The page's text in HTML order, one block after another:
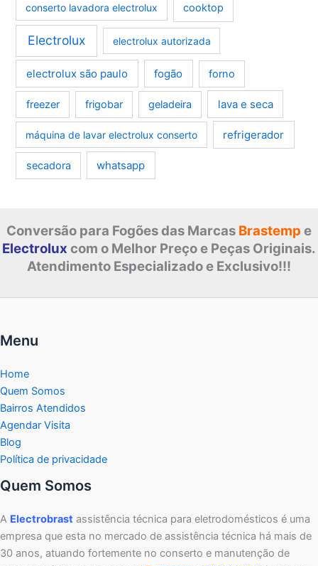
conserto lavadora electrolux cooktop
Electrolux electrolux autorizada
electrolux são paulo fogão forno
freezer frigobar geladeira lava e seca
máquina de lavar electrolux conserto refrigerador
secadora whatsapp
Conversão para Fogões das Marcas Brastemp e
Electrolux com o Melhor Preço e Peças Originais.
Atendimento Especializado e Exclusivo!!!
Menu
Home
Quem Somos
Bairros Atendidos
Agendar Visita
Blog
Política de privacidade
Quem Somos
A Electrobrast assistência técnica para eletrodomésticos é uma
empresa que esta no mercado de assistência técnica há mais de
30 anos, atuando fortemente no conserto e manutenção de